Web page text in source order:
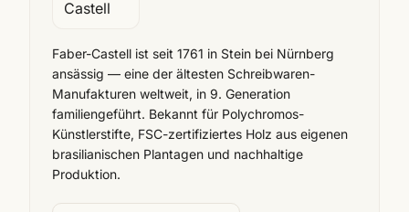
Faber-Castell ist seit 1761 in Stein bei Nürnberg
ansässig — eine der ältesten Schreibwaren-
Manufakturen weltweit, in 9. Generation
familiengeführt. Bekannt für Polychromos-
Künstlerstifte, FSC-zertifiziertes Holz aus eigenen
brasilianischen Plantagen und nachhaltige
Produktion.